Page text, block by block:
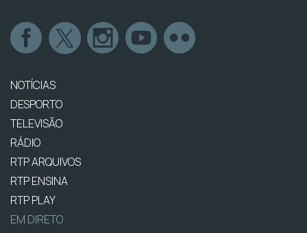
NOTÍCIAS
DESPORTO
TELEVISÃO
RÁDIO
RTP ARQUIVOS
RTP ENSINA
RTP PLAY
EM DIRETO